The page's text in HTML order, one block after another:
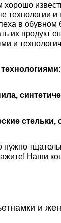
хорошо
технологии
в обувном
их продукт
и
нужно
Наши
и